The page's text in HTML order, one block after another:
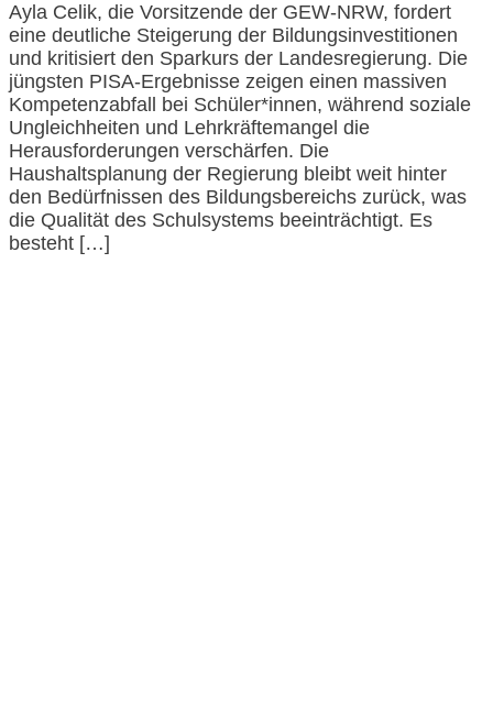
Ayla Celik, die Vorsitzende der GEW-NRW, fordert
eine deutliche Steigerung der Bildungsinvestitionen
und kritisiert den Sparkurs der Landesregierung. Die
jüngsten PISA-Ergebnisse zeigen einen massiven
Kompetenzabfall bei Schüler*innen, während soziale
Ungleichheiten und Lehrkräftemangel die
Herausforderungen verschärfen. Die
Haushaltsplanung der Regierung bleibt weit hinter
den Bedürfnissen des Bildungsbereichs zurück, was
die Qualität des Schulsystems beeinträchtigt. Es
besteht […]